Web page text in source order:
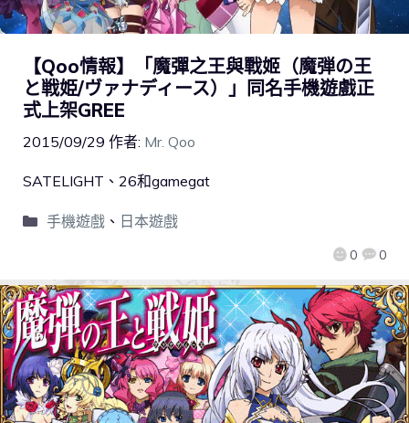
【Qoo情報】「魔彈之王與戰姬（魔弾の王
と戦姫/ヴァナディース）」同名手機遊戲正
式上架GREE
2015/09/29 作者: Mr. Qoo
0 0
SATELIGHT、26和gamegat
手機遊戲、 日本遊戲